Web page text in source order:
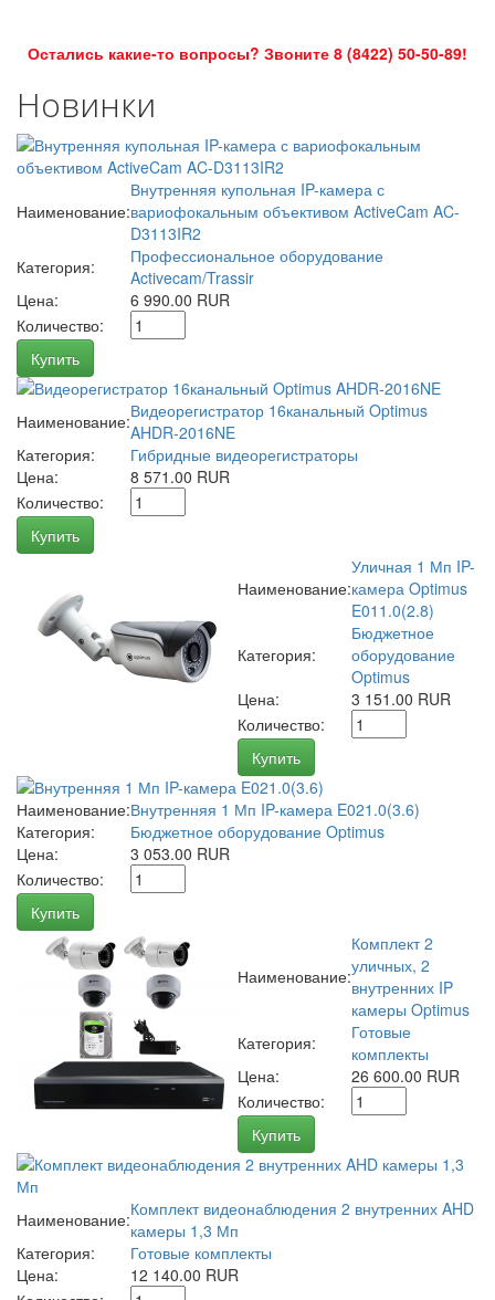
Остались какие-то вопросы? Звоните 8 (8422) 50-50-89!
Новинки
Наименование:
Внутренняя купольная IP-камера с
вариофокальным объективом ActiveCam AC-
D3113IR2
Категория:
Профессиональное оборудование
Activecam/Trassir
Цена:
6 990.00 RUR
Количество:
Купить
Наименование:Видеорегистратор 16канальный Optimus
AHDR-2016NE
Категория:
Гибридные видеорегистраторы
Цена:
8 571.00 RUR
Количество:
Купить
Наименование:
Уличная 1 Мп IP-
камера Optimus
E011.0(2.8)
Категория:
Бюджетное
оборудование
Optimus
Цена:
3 151.00 RUR
Количество:
Купить
Наименование:Внутренняя 1 Мп IP-камера E021.0(3.6)
Категория:
Бюджетное оборудование Optimus
Цена:
3 053.00 RUR
Количество:
Купить
Наименование:
Комплект 2
уличных, 2
внутренних IP
камеры Optimus
Категория:
Готовые
комплекты
Цена:
26 600.00 RUR
Количество:
Купить
Наименование:Комплект видеонаблюдения 2 внутренних AHD
камеры 1,3 Мп
Категория:
Готовые комплекты
Цена:
12 140.00 RUR